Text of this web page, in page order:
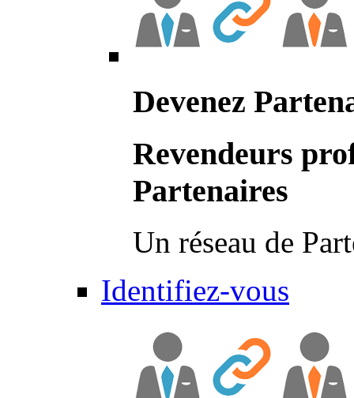
Devenez
Revendeurs
Partenaires
Un réseau de
Identifiez-vous